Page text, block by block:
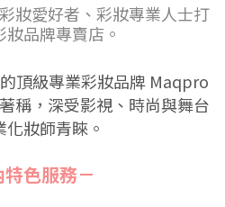
妝愛好者、彩妝專業人士打
品牌專賣店。
頂級專業彩妝品牌 Maqpro
稱，深受影視、時尚與舞台
化妝師青睞。
特色服務－